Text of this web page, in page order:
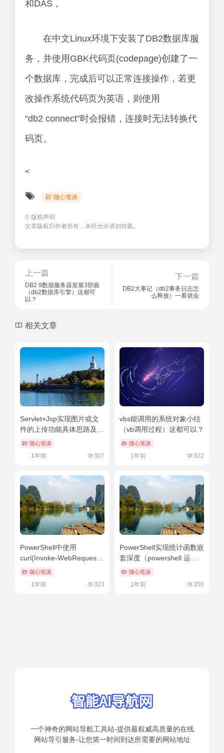
和DAS，
在中文Linux环境下安装了DB2数据库服
务，并使用GBK代码页(codepage)创建了一
个数据库，完成后可以正常连接操作，若更
改操作系统代码页为英语，则使用
“db2 connect”时会报错，连接时无法转换代
码页。
<
随心笔谈
© 版权声明
文章版权归作者所有，未经允许请勿转载。
上一篇
DB2 9数据服务器发展3部曲
（db2数据库引擎）这都可
以？
下一篇
DB2大事记（db2事务日志怎
么释放）一看就会
相关文章
Servlet+Jsp实现图片或文
件的上传功能具体思路及代
码（servletjsp深入详解）
随心笔谈
1年前 307
vbs能调用的系统对象小结
（vb调用过程）这都可以？
随心笔谈
1年前 322
PowerShell中使用
curl(Invoke-WebRequest)
的方法教程（powershell
随心笔谈
1年前 323
PowerShell实现统计函数嵌
套深度（powershell 运行
脚本）没想到
随心笔谈
1年前 350
一个神奇的网站导航工具站-提供最权威高质量的在线
网站导引服务-让您第一时间到达所需要的网站地址